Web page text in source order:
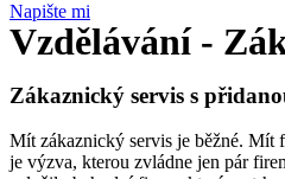
Napište mi
Vzdělávání -
Zákaznický servis s
Mít zákaznický servis je běžné. Mít
je výzva, kterou zvládne jen pár